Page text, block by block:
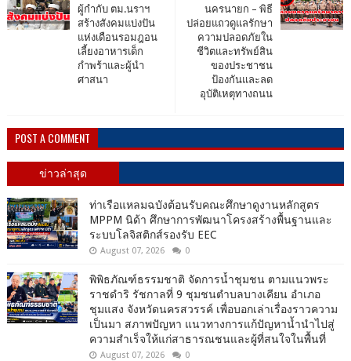
นครนายก – พิธี
ปล่อยแถวดูแลรักษา
ความปลอดภัยใน
ชีวิตและทรัพย์สิน
ของประชาชน
ป้องกันและลด
อุบัติเหตุทางถนน
ผู้กำกับ ตม.นราฯ
สร้างสังคมแบ่งปัน
แห่งเดือนรอมฎอน
เลี้ยงอาหารเด็ก
กำพร้าและผู้นำ
ศาสนา
POST A COMMENT
ข่าวล่าสุด
ท่าเรือแหลมฉบังต้อนรับคณะศึกษาดูงานหลักสูตร
MPPM นิด้า ศึกษาการพัฒนาโครงสร้างพื้นฐานและ
ระบบโลจิสติกส์รองรับ EEC
August 07, 2026 0
พิพิธภัณฑ์ธรรมชาติ จัดการน้ำชุมชน ตามแนวพระ
ราชดำริ รัชกาลที่ 9 ชุมชนตำบลบางเคียน อำเภอ
ชุมแสง จังหวัดนครสวรรค์ เพื่อบอกเล่าเรื่องราวความ
เป็นมา สภาพปัญหา แนวทางการแก้ปัญหาน้ำนำไปสู่
ความสำเร็จให้แก่สาธารณชนและผู้ที่สนใจในพื้นที่
August 07, 2026 0